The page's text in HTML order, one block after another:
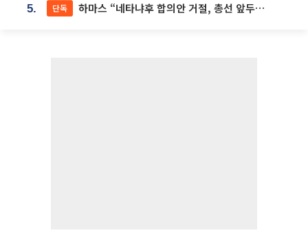
5. 단독 하마스 “네타냐후 합의안 거절, 총선 앞두고 시간 끌기”